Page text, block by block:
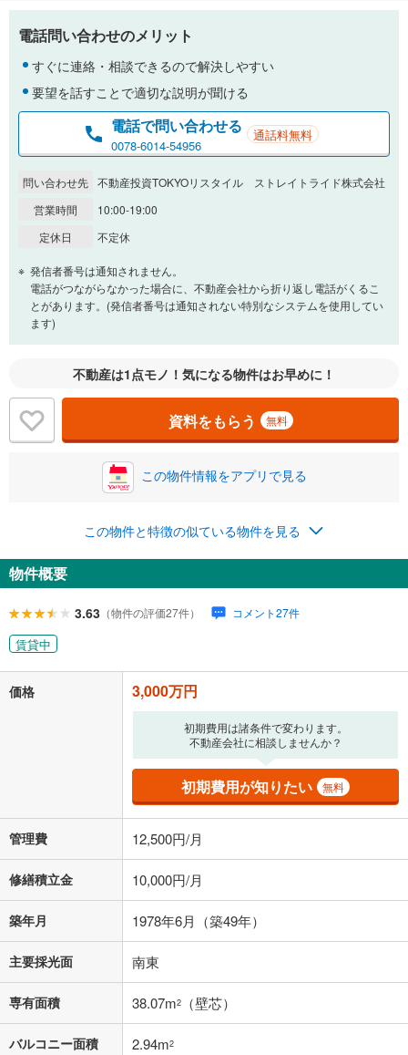
電話問い合わせのメリット
すぐに連絡・相談できるので解決しやすい
要望を話すことで適切な説明が聞ける
電話で問い合わせる
0078-6014-54956
通話料無料
問い合わせ先 不動産投資TOKYOリスタイル ストレイトライド株式会社
営業時間
10:00-19:00
定休日
不定休
発信者番号は通知されません。
電話がつながらなかった場合に、不動産会社から折り返し電話がくるこ
とがあります。(発信者番号は通知されない特別なシステムを使用してい
ます)
不動産は1点モノ！気になる物件はお早めに！
資料をもらう 無料
この物件情報をアプリで見る
この物件と特徴の似ている物件を見る
物件概要
3.63 （物件の評価27件） コメント27件
賃貸中
価格 3,000万円
初期費用は諸条件で変わります。
不動産会社に相談しませんか？
初期費用が知りたい 無料
管理費 12,500円/月
修繕積立金 10,000円/月
築年月 1978年6月（築49年）
主要採光面 南東
専有面積 38.07m2 （壁芯）
バルコニー面積 2.94m2